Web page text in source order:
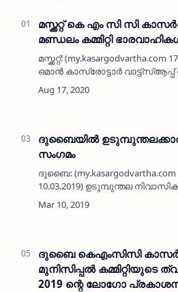
മസ്ക്കറ്റ് കെ എം സി സി
മണ്ഡലം കമ്മിറ്റി
മസ്ക്കറ്റ്: (my.kasargodvartha.com
ഒമാൻ കാസ്രോട്ടാർ വാട്ട്സ്ആപ്പ്
യോഗം മസ്ക്കറ്റ് കെ എം സി സി
കമ്മിറ്റി രൂപവത്കരിച്ചു.നവാസ്
ദുബൈയില്‍
സംഗമം
ദുബൈ: (my.kasargodvartha.com
10.03.2019) ഉടുമ്പുന്തല
സ്‌നേഹസംഗമം ദുബൈയില്‍
വിവിധയിടങ്ങളിലുള്ളവര്‍
ദുബൈ കെഎംസിസി
മുനിസിപ്പല്‍ കമ്മിറ്റിയുടെ
2019 ന്റെ ലോഗോ